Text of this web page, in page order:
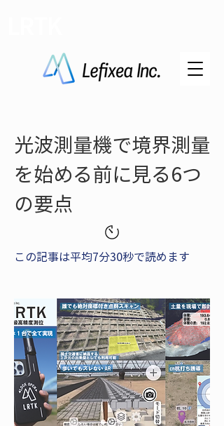
光波測量機で境界測量
を始める前に見る6つ
の要点
この記事は平均7分30秒で読めます